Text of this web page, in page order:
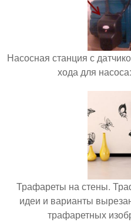
Насосная станция с
хода для
Трафареты на стены.
идеи и варианты
трафаретных